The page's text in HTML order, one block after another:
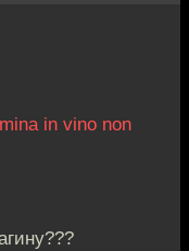
in vino non